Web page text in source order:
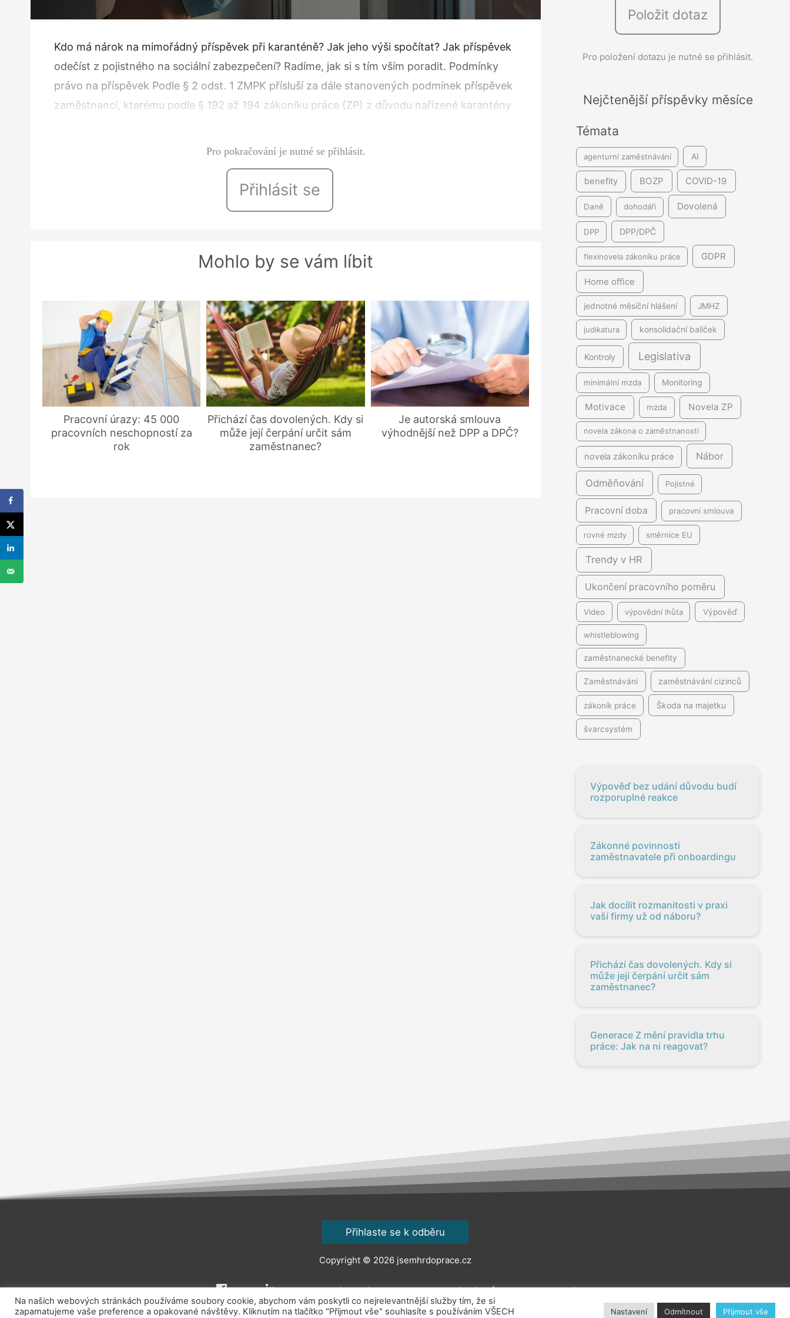
Kdo má nárok na mimořádný příspěvek při karanténě? Jak jeho výši spočítat? Jak příspěvek
odečíst z pojistného na sociální zabezpečení? Radíme, jak si s tím vším poradit. Podmínky
právo na příspěvek Podle § 2 odst. 1 ZMPK přísluší za dále stanovených podmínek příspěvek
zaměstnanci, kterému podle § 192 až 194 zákoníku práce (ZP) z důvodu nařízené karantény
Pro pokračování je nutné se přihlásit.
Přihlásit se
Mohlo by se vám líbit
Pracovní úrazy: 45 000
pracovních neschopností za
rok
Přichází čas dovolených. Kdy si
může její čerpání určit sám
zaměstnanec?
Je autorská smlouva
výhodnější než DPP a DPČ?
Položit dotaz
Pro položení dotazu je nutné se přihlásit.
Nejčtenější příspěvky měsíce
Témata
agenturní zaměstnávání AI
benefity BOZP COVID-19
Daně dohodáři Dovolená
DPP DPP/DPČ
flexinovela zákoníku práce GDPR
Home office
jednotné měsíční hlášení JMHZ
judikatura konsolidační balíček
Kontroly Legislativa
minimální mzda Monitoring
Motivace mzda Novela ZP
novela zákona o zaměstnanosti
novela zákoníku práce Nábor
Odměňování Pojistné
Pracovní doba pracovní smlouva
rovné mzdy směrnice EU
Trendy v HR
Ukončení pracovního poměru
Video výpovědní lhůta Výpověď
whistleblowing
zaměstnanecké benefity
Zaměstnávání zaměstnávání cizinců
zákoník práce Škoda na majetku
švarcsystém
Výpověď bez udání důvodu budí
rozporuplné reakce
Zákonné povinnosti
zaměstnavatele při onboardingu
Jak docílit rozmanitosti v praxi
vaší firmy už od náboru?
Přichází čas dovolených. Kdy si
může její čerpání určit sám
zaměstnanec?
Generace Z mění pravidla trhu
práce: Jak na ni reagovat?
Přihlaste se k odběru
Copyright © 2026 jsemhrdoprace.cz
Obchodní podmínky Ochrana osobních údajů Kontakt O nás
Na našich webových stránkách používáme soubory cookie, abychom vám poskytli co nejrelevantnější služby tím, že si
zapamatujeme vaše preference a opakované návštěvy. Kliknutím na tlačítko "Přijmout vše" souhlasíte s používáním VŠECH
Nastavení Odmítnout Přijmout vše